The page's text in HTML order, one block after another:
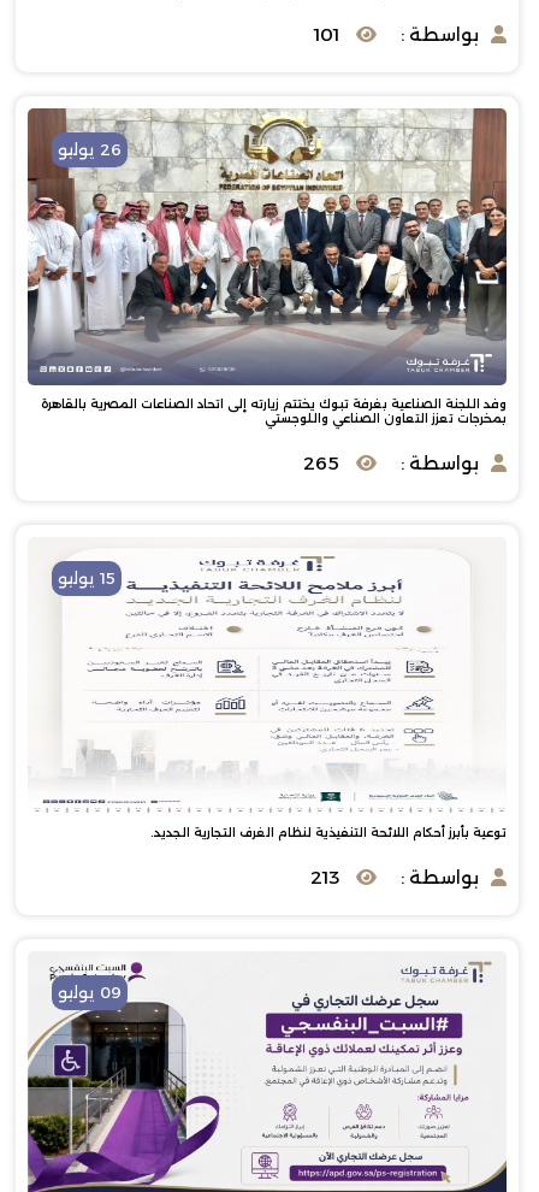
بواسطة : 101
26 يوليو
وفد اللجنة الصناعية بغرفة تبوك يختتم زيارته إلى اتحاد الصناعات المصرية بالقاهرة
بمخرجات تعزز التعاون الصناعي واللوجستي
بواسطة : 265
15 يوليو
توعية بأبرز أحكام اللائحة التنفيذية لنظام الغرف التجارية الجديد.
بواسطة : 213
09 يوليو